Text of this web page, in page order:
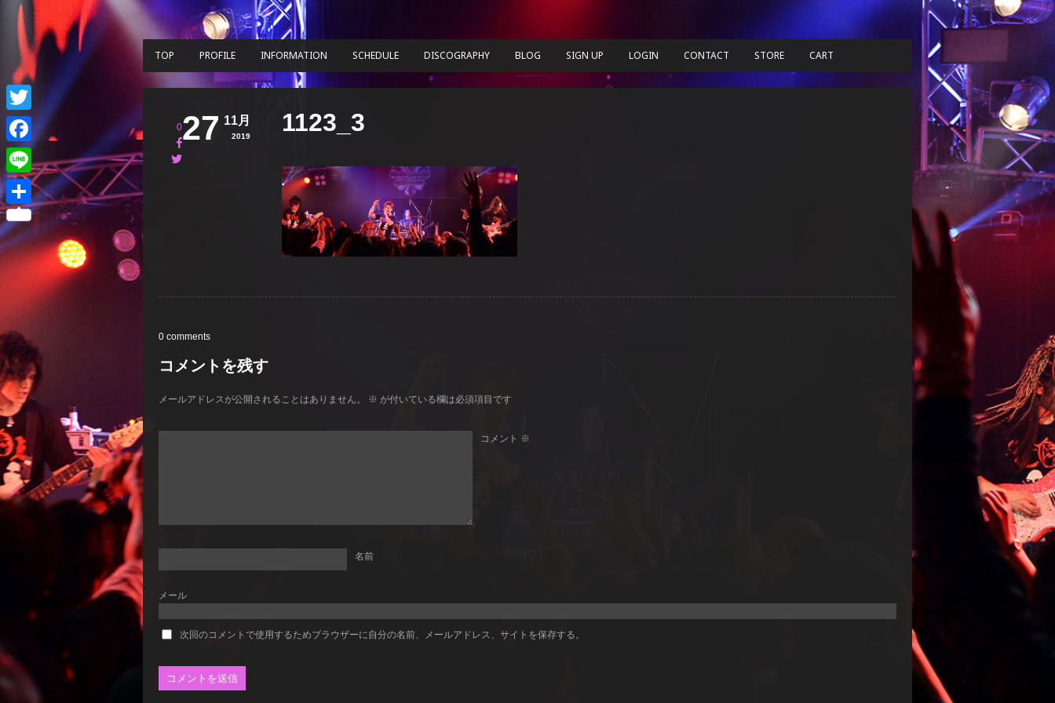
TOP PROFILE INFORMATION SCHEDULE DISCOGRAPHY BLOG SIGN UP LOGIN CONTACT STORE CART
27 11月
2019
0 1123_3
0 comments
コメントを残す
メールアドレスが公開されることはありません。 ※ が付いている欄は必須項目です
コメント ※
名前
メール
次回のコメントで使用するためブラウザーに自分の名前、メールアドレス、サイトを保存する。
Twitter
Facebook
Line
共
有